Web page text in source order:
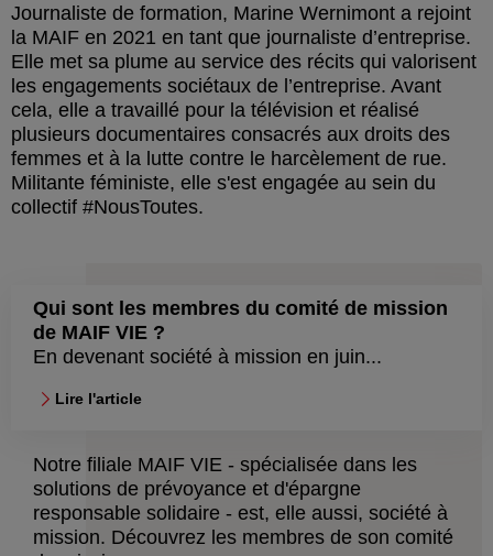
Journaliste de formation, Marine Wernimont a rejoint
la MAIF en 2021 en tant que journaliste d’entreprise.
Elle met sa plume au service des récits qui valorisent
les engagements sociétaux de l’entreprise. Avant
cela, elle a travaillé pour la télévision et réalisé
plusieurs documentaires consacrés aux droits des
femmes et à la lutte contre le harcèlement de rue.
Militante féministe, elle s'est engagée au sein du
collectif #NousToutes.
Qui sont les membres du comité de mission
de MAIF VIE ?
En devenant société à mission en juin...
Lire l'article
Notre filiale MAIF VIE - spécialisée dans les
solutions de prévoyance et d'épargne
responsable solidaire - est, elle aussi, société à
mission. Découvrez les membres de son comité